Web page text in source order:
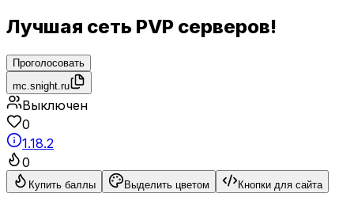
Лучшая сеть PVP серверов!
Проголосовать
mc.snight.ru
Выключен
0
1.18.2
0
Купить баллы Выделить цветом Кнопки для сайта